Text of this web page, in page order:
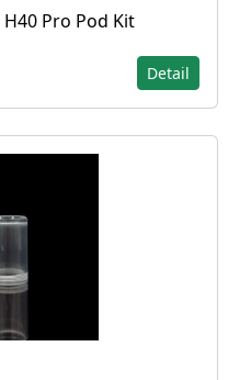
Pro Pod Kit
Detail